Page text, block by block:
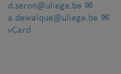
d.seron@uliege.be
a.dewalque@uliege.be
vCard